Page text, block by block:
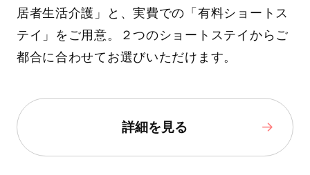
居者生活介護」と、実費での「有料ショートス
テイ」をご用意。２つのショートステイからご
都合に合わせてお選びいただけます。
詳細を見る